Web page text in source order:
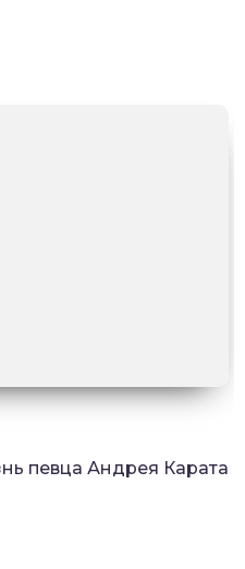
певца Андрея Карата